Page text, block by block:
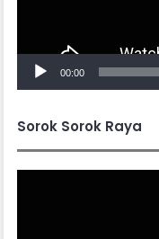
00:00
Sorok Sorok Raya